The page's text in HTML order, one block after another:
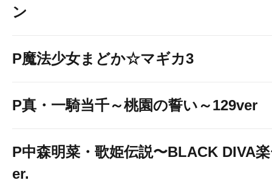
ン
P魔法少女まどか☆マギカ3
P真・一騎当千～桃園の誓い～129ver
P中森明菜・歌姫伝説〜BLACK DIVA
er.